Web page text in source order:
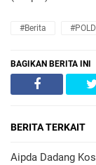
#Berita
BAGIKAN BERITA INI
BERITA TERKAIT
Aipda Dadang